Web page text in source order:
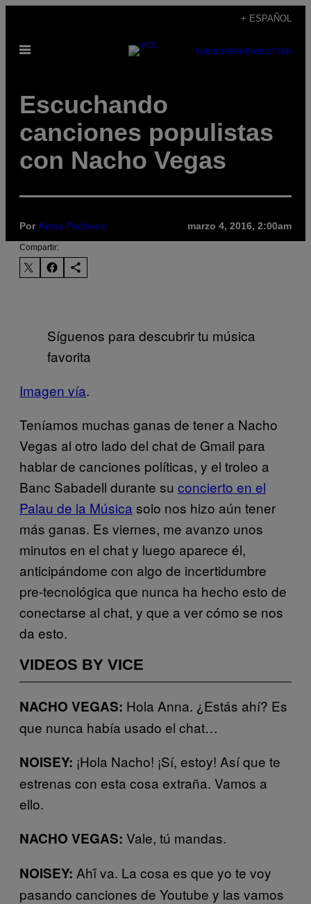
contenido
+ ESPAÑOL
Abrir
SUBSCRIBENEWSLETTER
Escuchando
canciones populistas
con Nacho Vegas
Por Anna Pacheco marzo 4, 2016, 2:00am
Compartir:
Síguenos para descubrir tu música
favorita
Imagen vía.
Teníamos muchas ganas de tener a Nacho
Vegas al otro lado del chat de Gmail para
hablar de canciones políticas, y el troleo a
Banc Sabadell durante su concierto en el
Palau de la Música solo nos hizo aún tener
más ganas. Es viernes, me avanzo unos
minutos en el chat y luego aparece él,
anticipándome con algo de incertidumbre
pre-tecnológica que nunca ha hecho esto de
conectarse al chat, y que a ver cómo se nos
da esto.
VIDEOS BY VICE
NACHO VEGAS: Hola Anna. ¿Estás ahí? Es
que nunca había usado el chat…
NOISEY: ¡Hola Nacho! ¡Sí, estoy! Así que te
estrenas con esta cosa extraña. Vamos a
ello.
NACHO VEGAS: Vale, tú mandas.
NOISEY: Ahí́ va. La cosa es que yo te voy
pasando canciones de Youtube y las vamos